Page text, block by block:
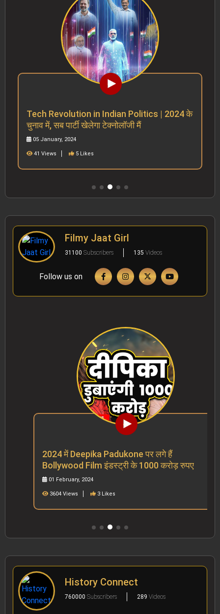
Tech Revolution in Indian Politics | 2024 के
चुनाव में, सब पार्टी खेलेगा टेक्नोलॉजी मैं
05 January, 2024
41 Views 5 Likes
Filmy Jaat Girl
31100 Subscribers 135 Videos
Follow us on
2024 में Deepika Padukone पर लगे हैं
Bollywood Film इंडस्ट्री के 1000 करोड़ रुपए
01 February, 2024
3604 Views 3 Likes
History Connect
760000 Subscribers 289 Videos